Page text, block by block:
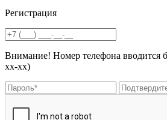
Регистрация
Внимание! Номер телефона вводится
хх-хх)